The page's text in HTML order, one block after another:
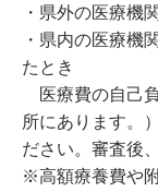
・県外の医療機
・県内の医療機
たとき
医療費の自己
所にあります。
ださい。審査後
※高額療養費や